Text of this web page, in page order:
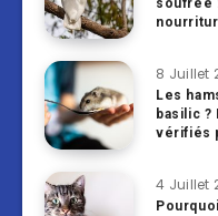
soufrée
8 Juillet
Les
basilic
vérifiés
4 Juillet